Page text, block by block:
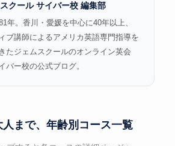
クール サイバー校 編集部
年。香川・愛媛を中心に40年以上、
ブ講師によるアメリカ英語専門指導を
たジェムスクールのオンライン英会
バー校の公式ブログ。
まで、年齢別コース一覧